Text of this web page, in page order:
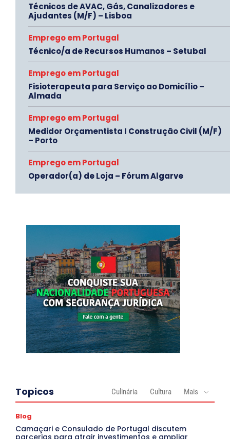
Técnicos de AVAC, Gás, Canalizadores e
Ajudantes (M/F) – Lisboa
Emprego em Portugal
Técnico/a de Recursos Humanos – Setubal
Emprego em Portugal
Fisioterapeuta para Serviço ao Domicílio –
Almada
Emprego em Portugal
Medidor Orçamentista I Construção Civil (M/F)
– Porto
Emprego em Portugal
Operador(a) de Loja – Fórum Algarve
Topicos Culinária Cultura Mais
Blog
Camaçari e Consulado de Portugal discutem
parcerias para atrair investimentos e ampliar